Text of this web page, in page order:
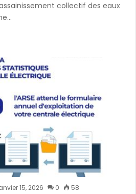
collectif des eaux
15, 2026 0 58